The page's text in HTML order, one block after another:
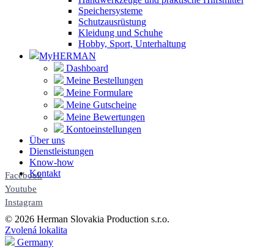
Speichersysteme
Schutzausrüstung
Kleidung und Schuhe
Hobby, Sport, Unterhaltung
MyHERMAN
Dashboard
Meine Bestellungen
Meine Formulare
Meine Gutscheine
Meine Bewertungen
Kontoeinstellungen
Über uns
Dienstleistungen
Know-how
Kontakt
Facebook
Youtube
Instagram
© 2026 Herman Slovakia Production s.r.o.
Zvolená lokalita
Germany